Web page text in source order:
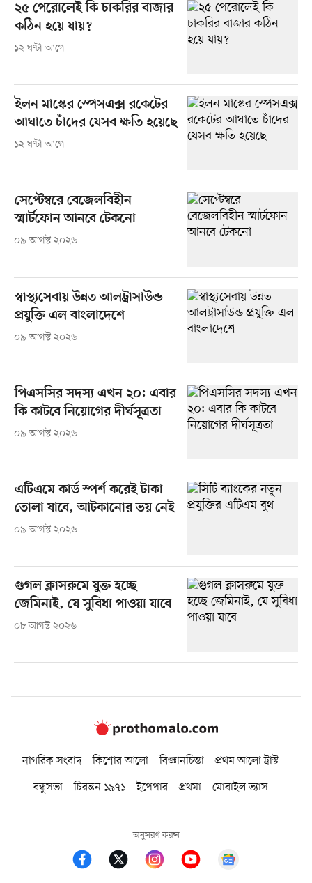
২৫ পেরোলেই কি চাকরির বাজার
কঠিন হয়ে যায়?
১২ ঘণ্টা আগে
ইলন মাস্কের স্পেসএক্স রকেটের
আঘাতে চাঁদের যেসব ক্ষতি হয়েছে
১২ ঘণ্টা আগে
সেপ্টেম্বরে বেজেলবিহীন
স্মার্টফোন আনবে টেকনো
০৯ আগস্ট ২০২৬
স্বাস্থ্যসেবায় উন্নত আলট্রাসাউন্ড
প্রযুক্তি এল বাংলাদেশে
০৯ আগস্ট ২০২৬
পিএসসির সদস্য এখন ২০: এবার
কি কাটবে নিয়োগের দীর্ঘসূত্রতা
০৯ আগস্ট ২০২৬
এটিএমে কার্ড স্পর্শ করেই টাকা
তোলা যাবে, আটকানোর ভয় নেই
০৯ আগস্ট ২০২৬
গুগল ক্লাসরুমে যুক্ত হচ্ছে
জেমিনাই, যে সুবিধা পাওয়া যাবে
০৮ আগস্ট ২০২৬
নাগরিক সংবাদ কিশোর আলো বিজ্ঞানচিন্তা
প্রথম আলো ট্রাস্ট
বন্ধুসভা
চিরন্তন ১৯৭১ ইপেপার প্রথমা মোবাইল ভ্যাস
অনুসরণ করুন